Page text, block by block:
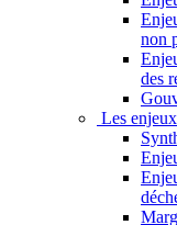
non
des
Les